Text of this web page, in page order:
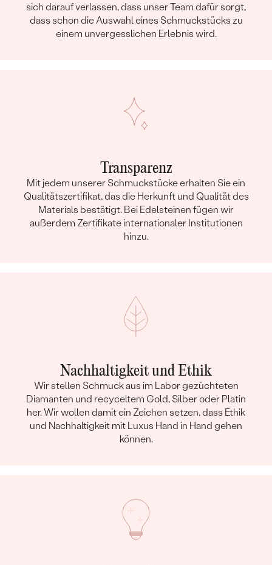
sich darauf verlassen, dass unser Team dafür sorgt,
dass schon die Auswahl eines Schmuckstücks zu
einem unvergesslichen Erlebnis wird.
Transparenz
Mit jedem unserer Schmuckstücke erhalten Sie ein
Qualitätszertifikat, das die Herkunft und Qualität des
Materials bestätigt. Bei Edelsteinen fügen wir
außerdem Zertifikate internationaler Institutionen
hinzu.
Nachhaltigkeit und Ethik
Wir stellen Schmuck aus im Labor gezüchteten
Diamanten und recyceltem Gold, Silber oder Platin
her. Wir wollen damit ein Zeichen setzen, dass Ethik
und Nachhaltigkeit mit Luxus Hand in Hand gehen
können.